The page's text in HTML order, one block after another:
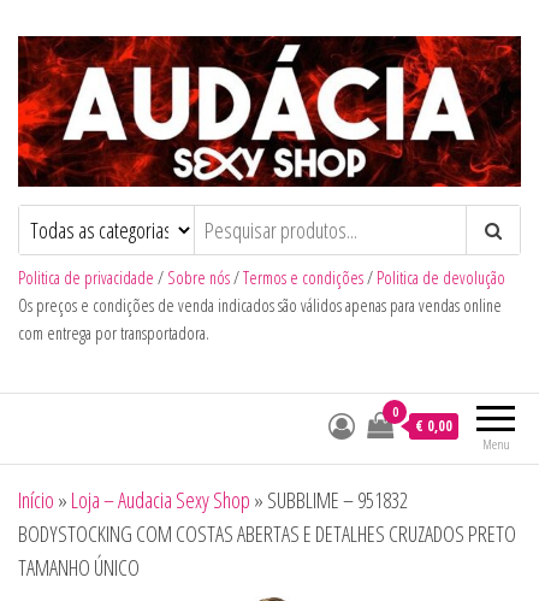
Audacia Sexy Shop
Politica de privacidade / Sobre nós/Termos e condições/ Politica de devolução
Os preços e condições de venda indicados são válidos apenas para vendas online
com entrega por transportadora.
Menu
0
€ 0,00
Início » Loja – Audacia Sexy Shop » SUBBLIME – 951832
BODYSTOCKING COM COSTAS ABERTAS E DETALHES CRUZADOS PRETO
TAMANHO ÚNICO